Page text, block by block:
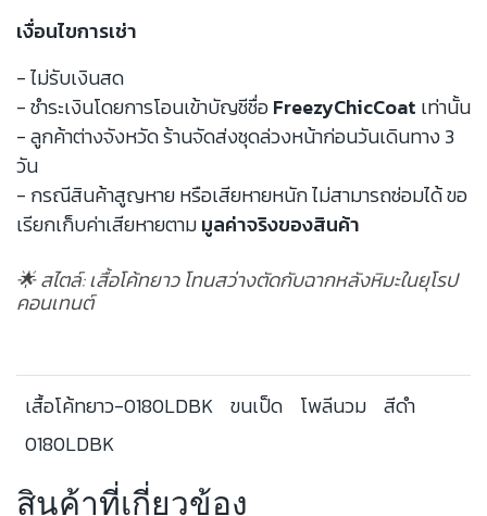
เงื่อนไขการเช่า
- ไม่รับเงินสด
- ชำระเงินโดยการโอนเข้าบัญชีชื่อFreezyChicCoat เท่านั้น
- ลูกค้าต่างจังหวัด ร้านจัดส่งชุดล่วงหน้าก่อนวันเดินทาง 3
วัน
- กรณีสินค้าสูญหาย หรือเสียหายหนัก ไม่สามารถซ่อมได้ ขอ
เรียกเก็บค่าเสียหายตามมูลค่าจริงของสินค้า
🌟 สไตล์: เสื้อโค้ทยาว โทนสว่างตัดกับฉากหลังหิมะในยุโรป
คอนเทนต์
เสื้อโค้ทยาว-0180LDBK ขนเป็ด โพลีนวม สีดำ
0180LDBK
สินค้าที่เกี่ยวข้อง